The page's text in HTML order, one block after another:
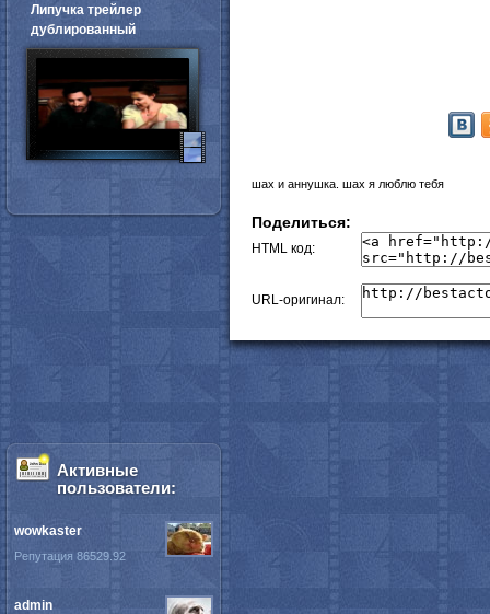
шах и аннушка. шах я люблю тебя
Поделиться:
HTML код:
URL-оригинал:
Липучка трейлер
дублированный
Активные
пользователи:
wowkaster
Репутация 86529.92
admin